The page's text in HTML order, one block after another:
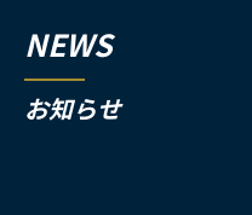
NEWS
お知らせ